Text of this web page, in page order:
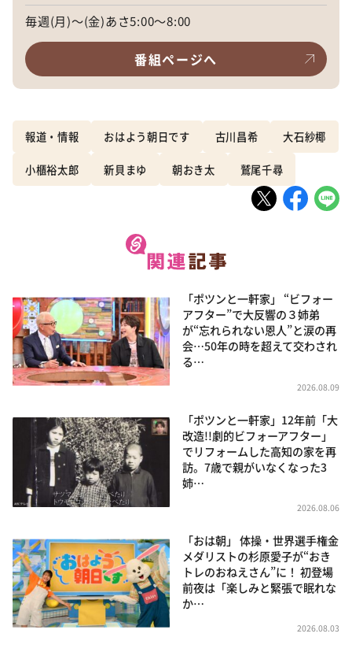
毎週(月)～(金)あさ5:00～8:00
番組ページへ
報道・情報 おはよう朝日です 古川昌希 大石紗椰
小櫃裕太郎 新貝まゆ 朝おき太 鷲尾千尋
「ポツンと一軒家」 “ビフォー
アフター”で大反響の３姉弟
が“忘れられない恩人”と涙の再
会…50年の時を超えて交わされ
る…
2026.08.09
「ポツンと一軒家」12年前「大
改造!!劇的ビフォーアフター」
でリフォームした高知の家を再
訪。7歳で親がいなくなった3
姉…
2026.08.06
「おは朝」 体操・世界選手権金
メダリストの杉原愛子が“おき
トレのおねえさん”に！ 初登場
前夜は「楽しみと緊張で眠れな
か…
2026.08.03